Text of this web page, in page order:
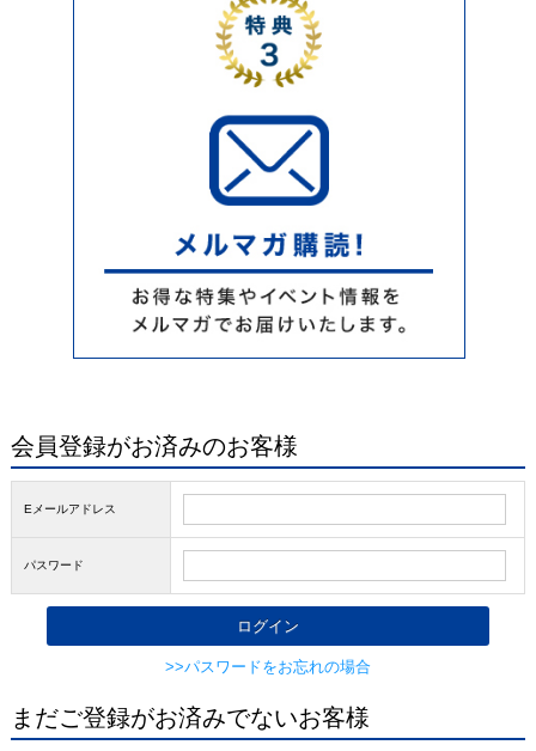
会員登録がお済みのお客様
Eメールアドレス
パスワード
>>パスワードをお忘れの場合
まだご登録がお済みでないお客様